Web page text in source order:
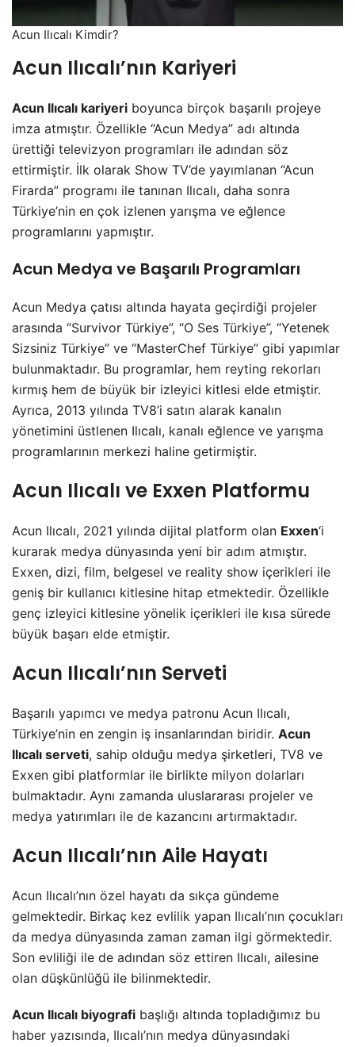
Acun Ilıcalı Kimdir?
Acun Ilıcalı’nın Kariyeri
Acun Ilıcalı kariyeri boyunca birçok başarılı projeye
imza atmıştır. Özellikle “Acun Medya” adı altında
ürettiği televizyon programları ile adından söz
ettirmiştir. İlk olarak Show TV’de yayımlanan “Acun
Firarda” programı ile tanınan Ilıcalı, daha sonra
Türkiye’nin en çok izlenen yarışma ve eğlence
programlarını yapmıştır.
Acun Medya ve Başarılı Programları
Acun Medya çatısı altında hayata geçirdiği projeler
arasında “Survivor Türkiye”, “O Ses Türkiye”, “Yetenek
Sizsiniz Türkiye” ve “MasterChef Türkiye” gibi yapımlar
bulunmaktadır. Bu programlar, hem reyting rekorları
kırmış hem de büyük bir izleyici kitlesi elde etmiştir.
Ayrıca, 2013 yılında TV8’i satın alarak kanalın
yönetimini üstlenen Ilıcalı, kanalı eğlence ve yarışma
programlarının merkezi haline getirmiştir.
Acun Ilıcalı ve Exxen Platformu
Acun Ilıcalı, 2021 yılında dijital platform olan Exxen‘i
kurarak medya dünyasında yeni bir adım atmıştır.
Exxen, dizi, film, belgesel ve reality show içerikleri ile
geniş bir kullanıcı kitlesine hitap etmektedir. Özellikle
genç izleyici kitlesine yönelik içerikleri ile kısa sürede
büyük başarı elde etmiştir.
Acun Ilıcalı’nın Serveti
Başarılı yapımcı ve medya patronu Acun Ilıcalı,
Türkiye’nin en zengin iş insanlarından biridir. Acun
Ilıcalı serveti, sahip olduğu medya şirketleri, TV8 ve
Exxen gibi platformlar ile birlikte milyon dolarları
bulmaktadır. Aynı zamanda uluslararası projeler ve
medya yatırımları ile de kazancını artırmaktadır.
Acun Ilıcalı’nın Aile Hayatı
Acun Ilıcalı’nın özel hayatı da sıkça gündeme
gelmektedir. Birkaç kez evlilik yapan Ilıcalı’nın çocukları
da medya dünyasında zaman zaman ilgi görmektedir.
Son evliliği ile de adından söz ettiren Ilıcalı, ailesine
olan düşkünlüğü ile bilinmektedir.
Acun Ilıcalı biyografi başlığı altında topladığımız bu
haber yazısında, Ilıcalı’nın medya dünyasındaki